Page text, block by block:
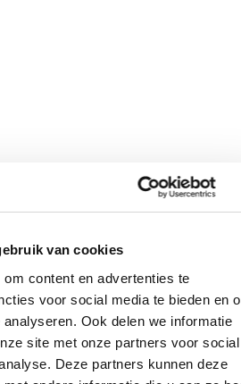
van cookies
content en advertenties te
voor social media te bieden en
Ook delen we informatie
site met onze partners voor social
Deze partners kunnen deze